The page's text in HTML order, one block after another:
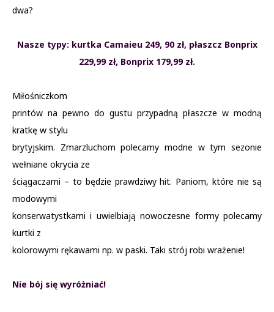
dwa?
Nasze typy: kurtka Camaieu 249, 90 zł, płaszcz Bonprix
229,99 zł, Bonprix 179,99 zł.
Miłośniczkom
printów na pewno do gustu przypadną płaszcze w modną
kratkę w stylu
brytyjskim. Zmarzluchom polecamy modne w tym sezonie
wełniane okrycia ze
ściągaczami – to będzie prawdziwy hit. Paniom, które nie są
modowymi
konserwatystkami i uwielbiają nowoczesne formy polecamy
kurtki z
kolorowymi rękawami np. w paski. Taki strój robi wrażenie!
Nie bój się wyróżniać!